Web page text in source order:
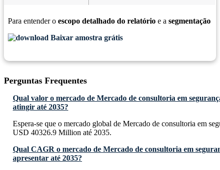
Para entender o escopo detalhado do relatório e a segmentação
Baixar amostra grátis
Perguntas Frequentes
Qual valor o mercado de Mercado de consultoria em
atingir até 2035?
Espera-se que o mercado global de Mercado de consultoria em
USD 40326.9 Million até 2035.
Qual CAGR o mercado de Mercado de consultoria em
apresentar até 2035?